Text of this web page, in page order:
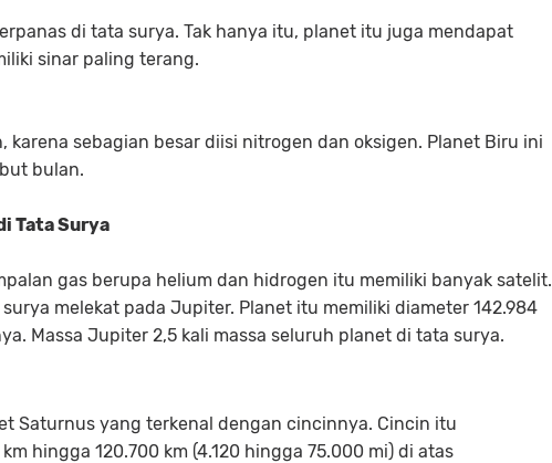
di tata surya. Tak hanya itu, planet itu juga mendapat
sinar paling terang.
sebagian besar diisi nitrogen dan oksigen. Planet Biru ini
bulan.
Tata Surya
gas berupa helium dan hidrogen itu memiliki banyak satelit.
melekat pada Jupiter. Planet itu memiliki diameter 142.984
Massa Jupiter 2,5 kali massa seluruh planet di tata surya.
Saturnus yang terkenal dengan cincinnya. Cincin itu
hingga 120.700 km (4.120 hingga 75.000 mi) di atas